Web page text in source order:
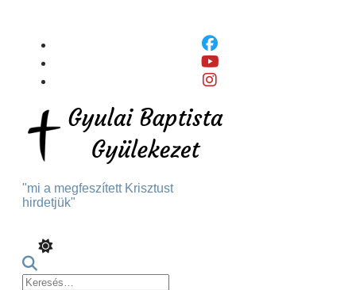
Content
"mi a megfeszített Krisztust
hirdetjük"
Keresés: